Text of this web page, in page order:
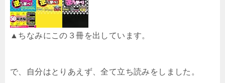
▲ちなみにこの３冊を出しています。
で、自分はとりあえず、全て立ち読みをしました。